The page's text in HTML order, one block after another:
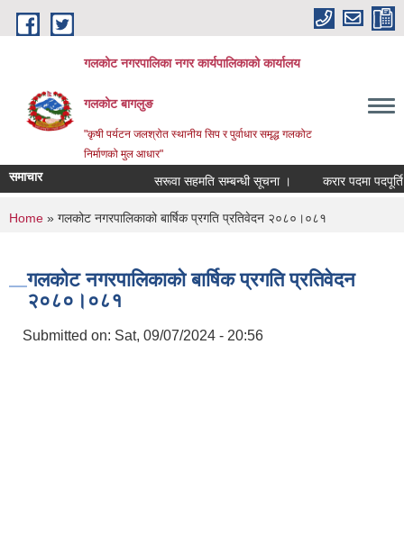
Skip to main content
गलकोट नगरपालिका नगर कार्यपालिकाको कार्यालय
गलकोट बागलुङ
"कृषी पर्यटन जलश्रोत स्थानीय सिप र पुर्वाधार समृद्ध गलकोट
निर्माणको मुल आधार"
समाचार सरूवा सहमति सम्बन्धी सूचना । करार पदमा
You are here
Home » गलकोट नगरपालिकाको बार्षिक प्रगति प्रतिवेदन २०८०।०८१
गलकोट नगरपालिकाको बार्षिक प्रगति प्रतिवेदन
२०८०।०८१
Submitted on: Sat, 09/07/2024 - 20:56